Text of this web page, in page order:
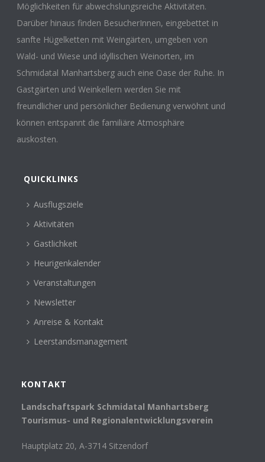
Möglichkeiten für abwechslungsreiche Aktivitäten.
Darüber hinaus finden BesucherInnen, eingebettet in
sanfte Hügelketten mit Weingärten, umgeben von
Wald- und Wiese und idyllischen Weinorten, im
Schmidatal Manhartsberg auch eine Oase der Ruhe. In
Gastgärten und Weinkellern werden Sie mit
freundlicher und persönlicher Bedienung verwöhnt und
können entspannt die familiäre Atmosphäre
auskosten.
QUICKLINKS
Ausflugsziele
Aktivitäten
Gastlichkeit
Heurigenkalender
Veranstaltungen
Newsletter
Anreise & Kontakt
Leerstandsmanagement
KONTAKT
Landschaftspark Schmidatal Manhartsberg
Tourismus- und Regionalentwicklungsverein
Hauptplatz 20, A-3714 Sitzendorf